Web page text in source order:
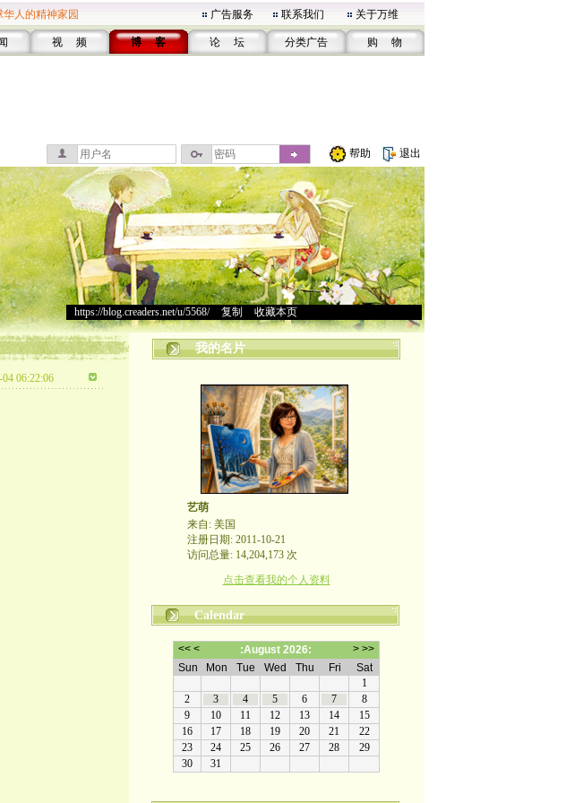
人的精神家园 广告服务 联系我们 关于万维
视 频 博 客 论 坛 分类广告 购 物
帮助 退出
https://blog.creaders.net/u/5568/> 复制 收藏本页
06:22:06
我的名片
艺萌
来自: 美国
注册日期: 2011-10-21
访问总量: 14,204,173 次
点击查看我的个人资料
Calendar